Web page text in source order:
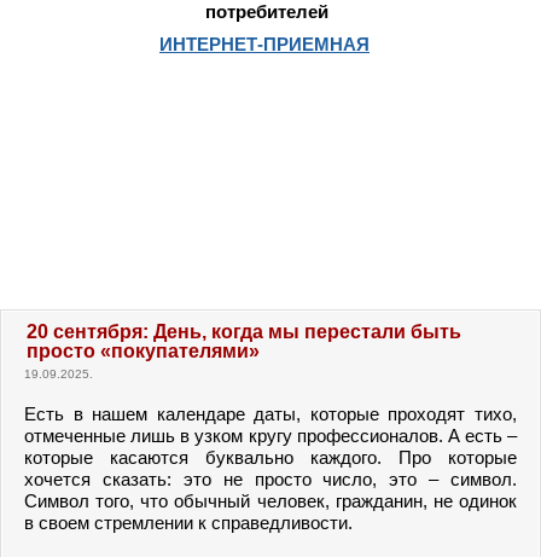
потребителей
ИНТЕРНЕТ-ПРИЕМНАЯ
20 сентября: День, когда мы перестали быть
просто «покупателями»
19.09.2025.
Есть в нашем календаре даты, которые проходят тихо,
отмеченные лишь в узком кругу профессионалов. А есть –
которые касаются буквально каждого. Про которые
хочется сказать: это не просто число, это – символ.
Символ того, что обычный человек, гражданин, не одинок
в своем стремлении к справедливости.